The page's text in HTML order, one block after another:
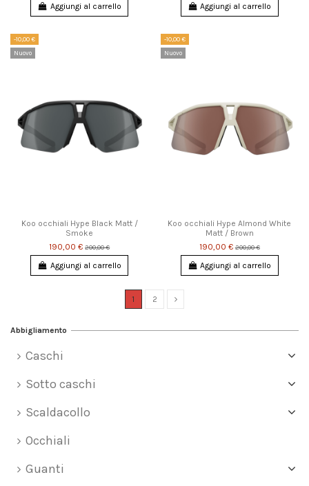
Aggiungi al carrello Aggiungi al carrello
-10,00 €
Nuovo
Koo occhiali Hype Black Matt /
Smoke
190,00 € 200,00 €
Aggiungi al carrello
-10,00 €
Nuovo
Koo occhiali Hype Almond White
Matt / Brown
190,00 € 200,00 €
Aggiungi al carrello
1 2
Abbigliamento
Caschi
Sotto caschi
Scaldacollo
Occhiali
Guanti